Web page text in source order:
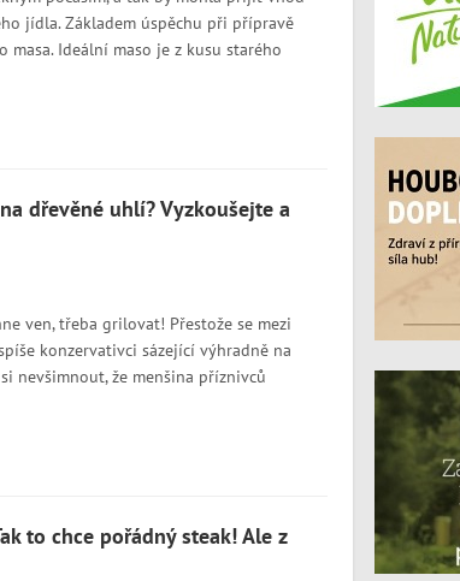
jídla. Základem úspěchu při přípravě
Ideální maso je z kusu starého
dřevěné uhlí? Vyzkoušejte a
ven, třeba grilovat! Přestože se mezi
konzervativci sázející výhradně na
nevšimnout, že menšina příznivců
to chce pořádný steak! Ale z